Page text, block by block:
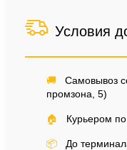
Условия
🚚
Самовывоз
промзона, 5)
🏠 Курьером
📦 До